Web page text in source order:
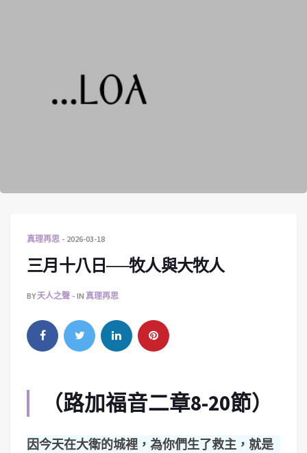
真理再思 2026-03-18
三月十八日──牧人與大牧人
BY天人之聲 IN 真理再思
（路加福音二章8-20節）
因今天在大衛的城裡，為你們生了救主，就是